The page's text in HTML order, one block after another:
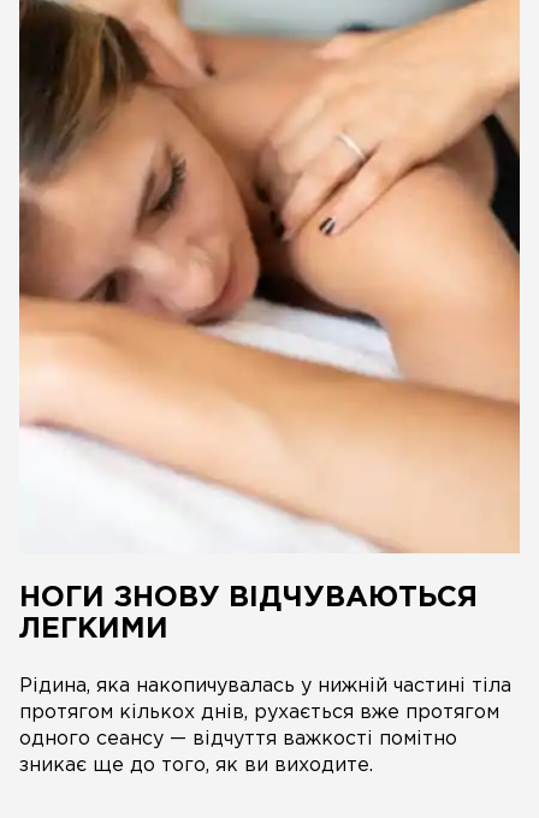
НОГИ ЗНОВУ ВІДЧУВАЮТЬСЯ
ЛЕГКИМИ
Рідина, яка накопичувалась у нижній частині тіла
протягом кількох днів, рухається вже протягом
одного сеансу — відчуття важкості помітно
зникає ще до того, як ви виходите.